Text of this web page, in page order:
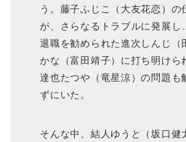
う。藤子ふじこ（大友花恋）の
が、さらなるトラブルに発展
退職を勧められた進次しんじ（
かな（富田靖子）に打ち明けら
達也たつや（竜星涼）の問題も
ずにいた。
そんな中、結人ゆうと（坂口健